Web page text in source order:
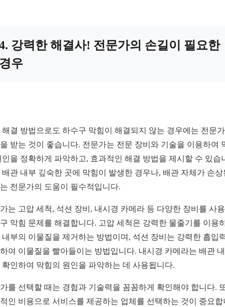
강력한 해결사! 전문가의 손길이 필요한
우
해결 방법으로도 하수구 막힘이 해결되지 않는 경우에는 전문
받는 것이 좋습니다. 전문가는 전문 장비와 기술을 이용하여
인을 정확하게 파악하고, 효과적인 해결 방법을 제시할 수 있습
배관 내부 깊숙한 곳에 막힘이 발생한 경우나, 배관 자체가 손상
전문가의 도움이 필수적입니다.
는 고압 세척, 석션 장비, 내시경 카메라 등 다양한 장비를 사
막힘 문제를 해결합니다. 고압 세척은 강력한 물줄기를 이용
내부의 이물질을 제거하는 방법이며, 석션 장비는 강력한 흡입
여 이물질을 빨아들이는 방법입니다. 내시경 카메라는 배관
확인하여 막힘의 원인을 파악하는 데 사용됩니다.
를 선택할 때는 경험과 기술력을 꼼꼼하게 확인해야 합니다.
인 비용으로 서비스를 제공하는 업체를 선택하는 것이 중요합